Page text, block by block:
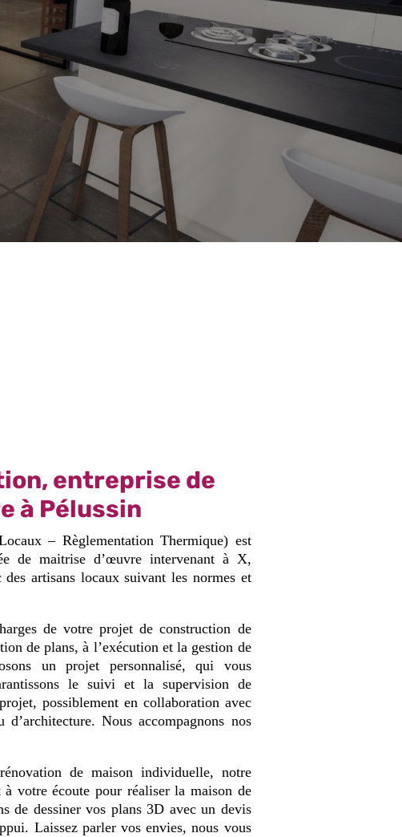
entreprise de
à Pélussin
– Règlementation Thermique) est
de maitrise d’œuvre intervenant à X,
artisans locaux suivant les normes et
de votre projet de construction de
de plans, à l’exécution et la gestion de
un projet personnalisé, qui vous
le suivi et la supervision de
possiblement en collaboration avec
d’architecture. Nous accompagnons nos
de maison individuelle, notre
votre écoute pour réaliser la maison de
de dessiner vos plans 3D avec un devis
Laissez parler vos envies, nous vous